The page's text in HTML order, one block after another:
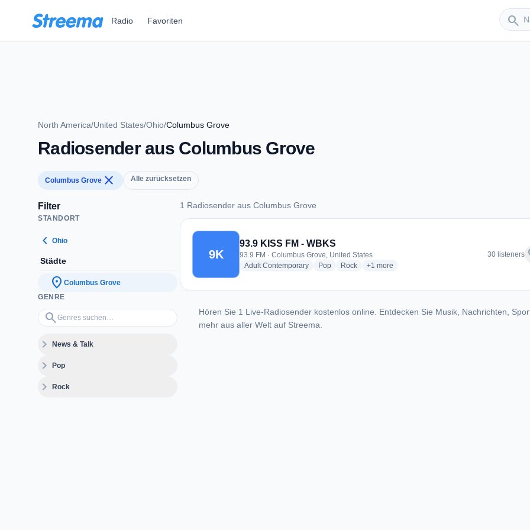
Radio Favoriten search
Sender
North America/United States/Ohio/Columbus Grove
Radiosender aus Columbus Grove
Columbus Grove close Alle zurücksetzen
Filter
STANDORT
chevron_left Ohio
Städte
location_on Columbus Grove
GENRE
search
Genres suchen…
expand_moreNews & Talk
expand_morePop
expand_moreRock
1 Radiosender aus Columbus Grove
1 Radiosender aus Columbus Grove
9K
93.9 KISS FM - WBKS
93.9 FM · Columbus Grove, United States
Adult Contemporaryradio stations
Popradio stations
Rockradio stations
+1 more genres for 93.9 KISS FM - WBKS
more
30 listeners
Hören Sie 1 Live-Radiosender kostenlos online. Entdecken Sie Musik, Nachrichten,
mehr aus aller Welt auf Streema.